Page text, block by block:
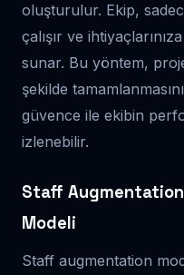
oluşturulur. Ekip,
çalışır ve
sunar. Bu yöntem,
şekilde
güvence ile ekibin
izlenebilir.
Staff
Modeli
Staff augmentation